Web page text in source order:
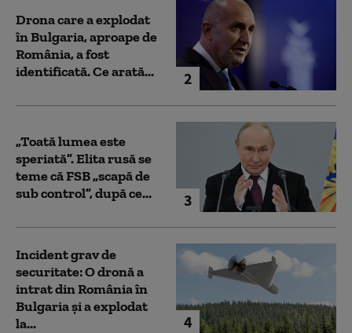
2
Drona care a explodat
în Bulgaria, aproape de
România, a fost
identificată. Ce arată...
3
„Toată lumea este
speriată”. Elita rusă se
teme că FSB „scapă de
sub control”, după ce...
4
Incident grav de
securitate: O dronă a
intrat din România în
Bulgaria şi a explodat
la...